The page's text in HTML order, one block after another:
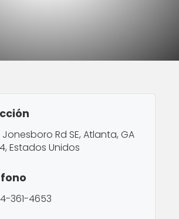
Rd SE, Atlanta, GA
Estados Unidos
361-4653